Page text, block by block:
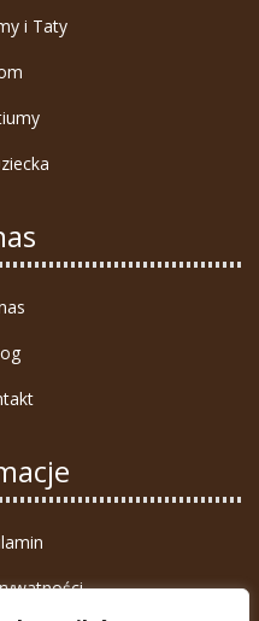
i Taty